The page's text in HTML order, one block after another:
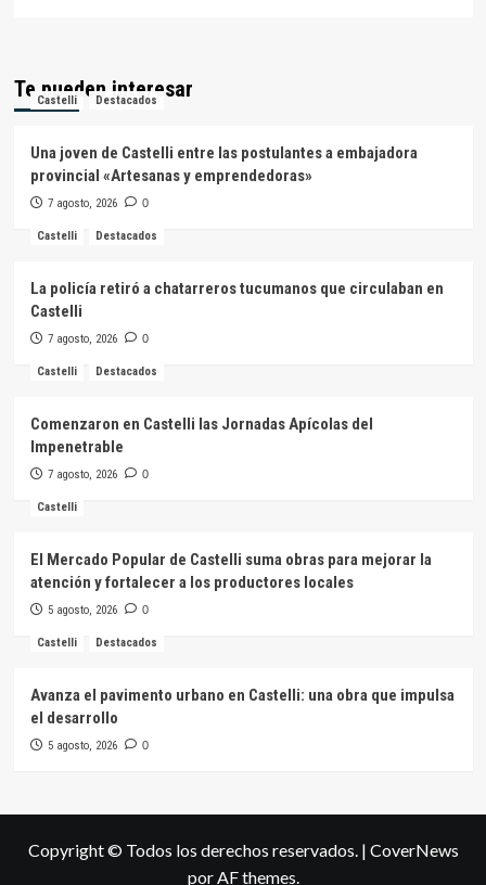
Te pueden interesar
Castelli Destacados
Una joven de Castelli entre las postulantes a embajadora
provincial «Artesanas y emprendedoras»
7 agosto, 2026 0
Castelli Destacados
La policía retiró a chatarreros tucumanos que circulaban en
Castelli
7 agosto, 2026 0
Castelli Destacados
Comenzaron en Castelli las Jornadas Apícolas del
Impenetrable
7 agosto, 2026 0
Castelli
El Mercado Popular de Castelli suma obras para mejorar la
atención y fortalecer a los productores locales
5 agosto, 2026 0
Castelli Destacados
Avanza el pavimento urbano en Castelli: una obra que impulsa
el desarrollo
5 agosto, 2026 0
Copyright © Todos los derechos reservados. | CoverNews
por AF themes.